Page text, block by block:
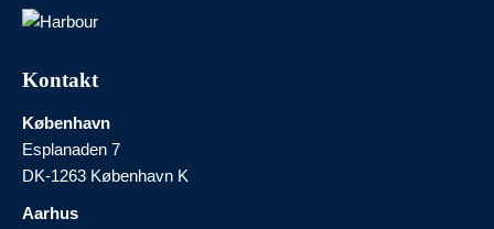
Kontakt
København
Esplanaden 7
DK-1263 København K
Aarhus